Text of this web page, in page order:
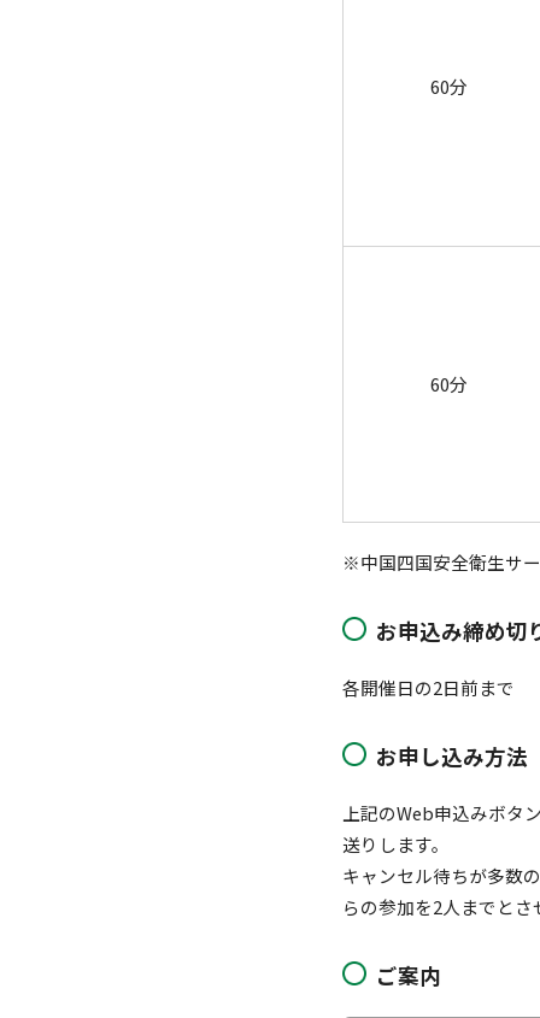
60分
60分
※中国四国安全衛生サ
お申込み締め切
各開催日の2日前まで
お申し込み方法
上記のWeb申込みボタ
送りします。
キャンセル待ちが多数
らの参加を2人までと
ご案内